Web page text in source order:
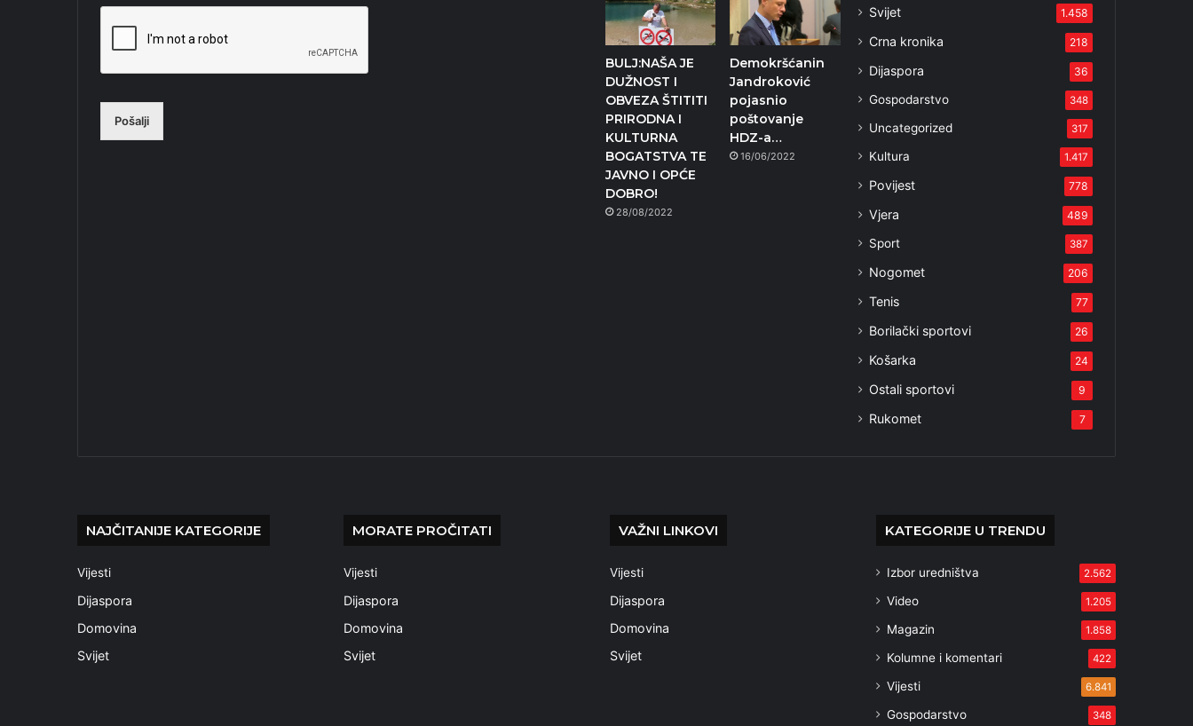
Pošalji
BULJ:NAŠA JE
DUŽNOST I
OBVEZA ŠTITITI
PRIRODNA I
KULTURNA
BOGATSTVA TE
JAVNO I OPĆE
DOBRO!
28/08/2022
Demokršćanin
Jandroković
pojasnio
poštovanje
HDZ-a…
16/06/2022
Svijet 1.458
Crna kronika 218
Dijaspora 36
Gospodarstvo 348
Uncategorized 317
Kultura 1.417
Povijest 778
Vjera 489
Sport 387
Nogomet 206
Tenis 77
Borilački sportovi 26
Košarka 24
Ostali sportovi 9
Rukomet 7
NAJČITANIJE KATEGORIJE
Vijesti
Dijaspora
Domovina
Svijet
MORATE PROČITATI
Vijesti
Dijaspora
Domovina
Svijet
VAŽNI LINKOVI
Vijesti
Dijaspora
Domovina
Svijet
KATEGORIJE U TRENDU
Izbor uredništva 2.562
Video 1.205
Magazin 1.858
Kolumne i komentari 422
Vijesti 6.841
Gospodarstvo 348